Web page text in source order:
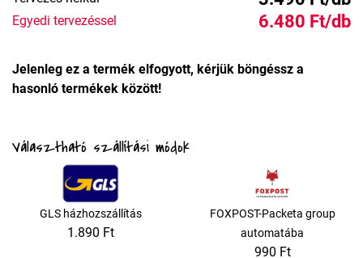
Egyedi tervezéssel 6.480 Ft/db
Jelenleg ez a termék elfogyott, kérjük böngéssz a
hasonló termékek között!
Választható szállítási módok
GLS házhozszállítás
1.890 Ft
FOXPOST-Packeta group
automatába
990 Ft